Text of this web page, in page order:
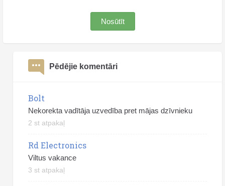
Nosūtīt
Pēdējie komentāri
Bolt
Nekorekta vadītāja uzvedība pret mājas dzīvnieku
2 st atpakaļ
Rd Electronics
Viltus vakance
3 st atpakaļ